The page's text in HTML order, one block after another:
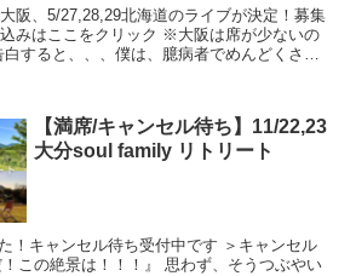
阪、5/27,28,29北海道のライブが決定！募集
【満席/キャンセル待ち】11/22,23
大分soul family リトリート
ンセル待ち受付中です ＞キャンセル